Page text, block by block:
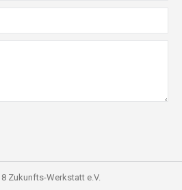
Zukunfts-Werkstatt e.V.